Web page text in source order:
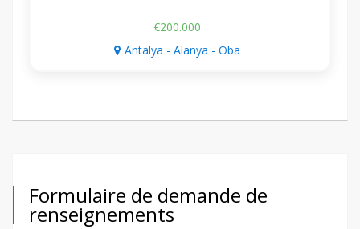
€200.000
Antalya - Alanya - Oba
Formulaire de demande de
renseignements